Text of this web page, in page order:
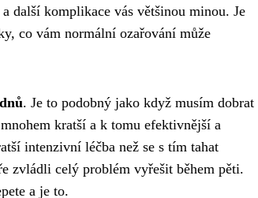
další komplikace vás většinou minou. Je
co vám normální ozařování může
. Je to podobný jako když musím dobrat
kratší a k tomu efektivnější a
intenzivní léčba než se s tím tahat
zvládli celý problém vyřešit během pěti.
a je to.